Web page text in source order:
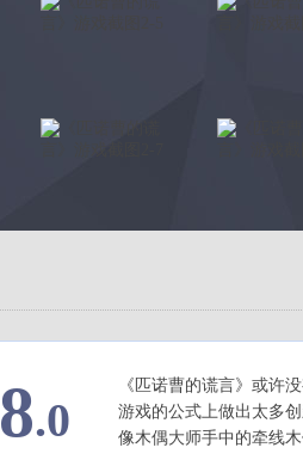
【游侠网】《
言》新预告片
事...
2023-09-10
8.0
《匹诺曹的谎言》或许
游戏的公式上做出太多
像木偶大师手中的牵线木